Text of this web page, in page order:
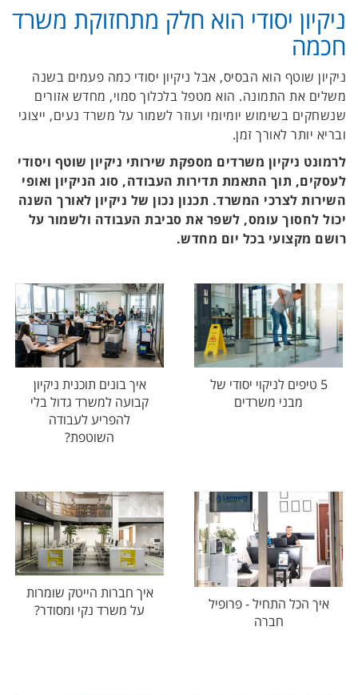
ניקיון יסודי הוא חלק מתחזוקת משרד
חכמה
ניקיון שוטף הוא הבסיס, אבל ניקיון יסודי כמה פעמים בשנה
משלים את התמונה. הוא מטפל בלכלוך סמוי, מחדש אזורים
שנשחקים בשימוש יומיומי ועוזר לשמור על משרד נעים, ייצוגי
ובריא יותר לאורך זמן.
לרמונט ניקיון משרדים מספקת שירותי ניקיון שוטף ויסודי
לעסקים, תוך התאמת תדירות העבודה, סוג הניקיון ואופי
השירות לצרכי המשרד. תכנון נכון של ניקיון לאורך השנה
יכול לחסוך עומס, לשפר את סביבת העבודה ולשמור על
רושם מקצועי בכל יום מחדש.
5 טיפים לניקוי יסודי של
מבני משרדים
איך בונים תוכנית ניקיון
קבועה למשרד גדול בלי
להפריע לעבודה
השוטפת?
איך הכל התחיל - פרופיל
חברה
איך חברות הייטק שומרות
על משרד נקי ומסודר?